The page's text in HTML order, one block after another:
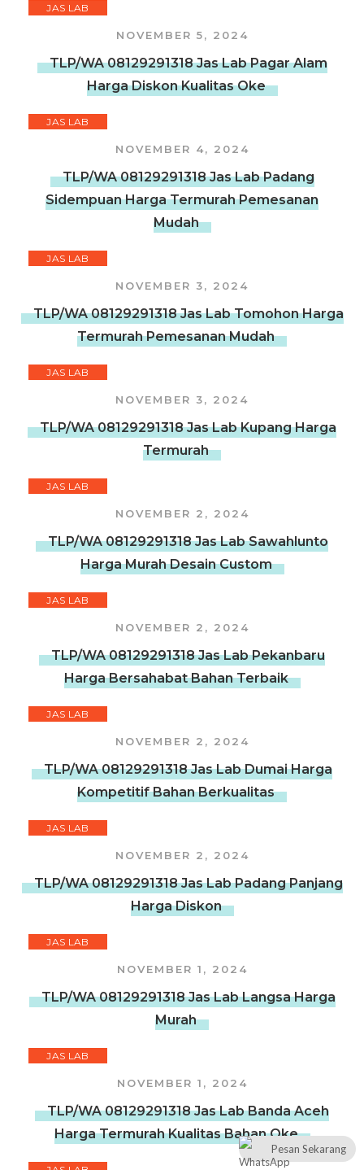
JAS LAB
NOVEMBER 5, 2024
TLP/WA 08129291318 Jas Lab Pagar Alam
Harga Diskon Kualitas Oke
JAS LAB
NOVEMBER 4, 2024
TLP/WA 08129291318 Jas Lab Padang
Sidempuan Harga Termurah Pemesanan
Mudah
JAS LAB
NOVEMBER 3, 2024
TLP/WA 08129291318 Jas Lab Tomohon Harga
Termurah Pemesanan Mudah
JAS LAB
NOVEMBER 3, 2024
TLP/WA 08129291318 Jas Lab Kupang Harga
Termurah
JAS LAB
NOVEMBER 2, 2024
TLP/WA 08129291318 Jas Lab Sawahlunto
Harga Murah Desain Custom
JAS LAB
NOVEMBER 2, 2024
TLP/WA 08129291318 Jas Lab Pekanbaru
Harga Bersahabat Bahan Terbaik
JAS LAB
NOVEMBER 2, 2024
TLP/WA 08129291318 Jas Lab Dumai Harga
Kompetitif Bahan Berkualitas
JAS LAB
NOVEMBER 2, 2024
TLP/WA 08129291318 Jas Lab Padang Panjang
Harga Diskon
JAS LAB
NOVEMBER 1, 2024
TLP/WA 08129291318 Jas Lab Langsa Harga
Murah
JAS LAB
NOVEMBER 1, 2024
TLP/WA 08129291318 Jas Lab Banda Aceh
Harga Termurah Kualitas Bahan Oke
Pesan Sekarang